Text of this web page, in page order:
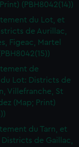
(PBH8042(14))
du Lot, et
de Aurillac,
Figeac, Martel
de
du Lot: Districts de
Villefranche, St
(Map; Print)
du Tarn, et
de Gaillac,